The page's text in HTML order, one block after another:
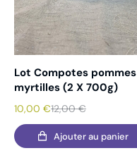
Lot Compotes pommes
myrtilles (2 X 700g)
12,00€
10,00 €
Ajouter au panier